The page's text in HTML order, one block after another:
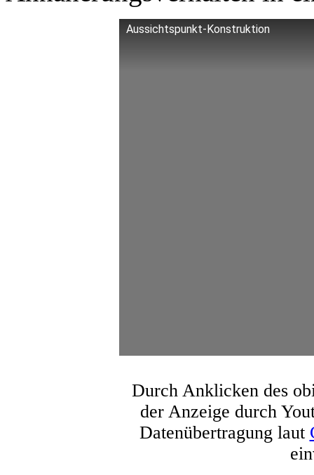
Aussichtspunkt-Konstruktion
Durch Anklicken des
der Anzeige durch
Datenübertragung laut